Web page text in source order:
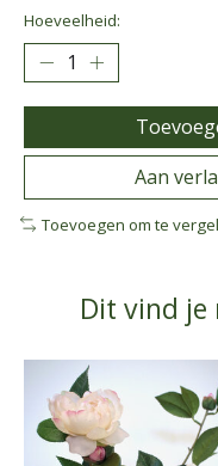
Hoeveelheid:
Aan
Toevoegen om te
Dit vind je
Items van